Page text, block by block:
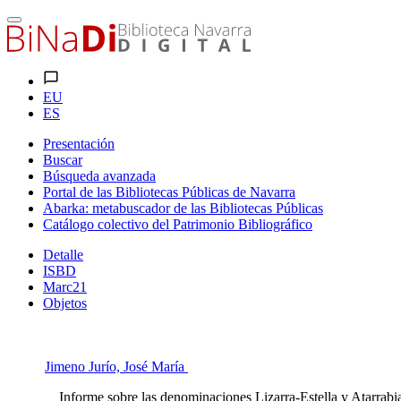
EU
ES
Presentación
Buscar
Búsqueda avanzada
Portal de las Bibliotecas Públicas de Navarra
Abarka: metabuscador de las Bibliotecas Públicas
Catálogo colectivo del Patrimonio Bibliográfico
Detalle
ISBD
Marc21
Objetos
Jimeno Jurío, José María
Informe sobre las denominaciones Lizarra-Estella y